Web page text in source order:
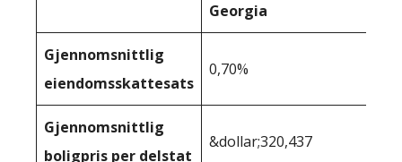
Georgia
Gjennomsnittlig
eiendomsskattesats
0,70%
Gjennomsnittlig
boligpris per delstat
&dollar;320,437